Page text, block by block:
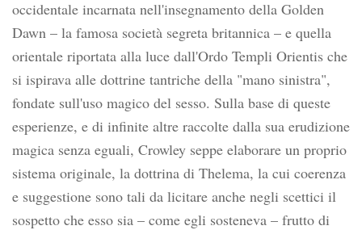
occidentale incarnata nell'insegnamento della Golden
Dawn – la famosa società segreta britannica – e quella
orientale riportata alla luce dall'Ordo Templi Orientis che
si ispirava alle dottrine tantriche della "mano sinistra",
fondate sull'uso magico del sesso. Sulla base di queste
esperienze, e di infinite altre raccolte dalla sua erudizione
magica senza eguali, Crowley seppe elaborare un proprio
sistema originale, la dottrina di Thelema, la cui coerenza
e suggestione sono tali da licitare anche negli scettici il
sospetto che esso sia – come egli sosteneva – frutto di